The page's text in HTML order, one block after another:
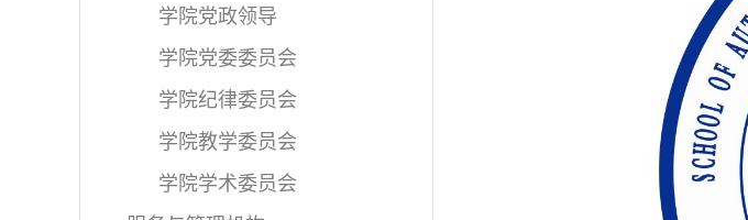
学院党政领导
学院党委委员会
学院纪律委员会
学院教学委员会
学院学术委员会